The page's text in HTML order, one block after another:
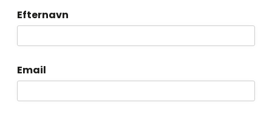
Efternavn
Email